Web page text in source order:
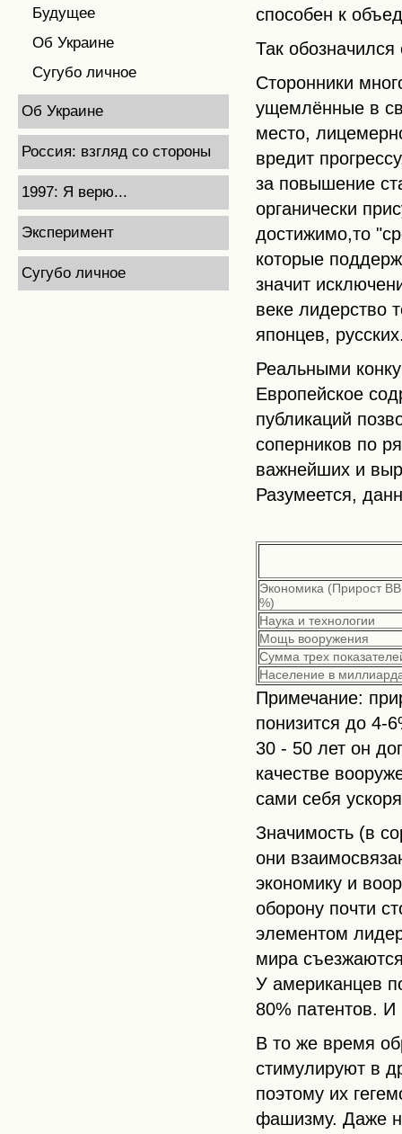
Будущее
Об Украине
Сугубо личное
Об Украине
Россия: взгляд со стороны
1997: Я верю...
Эксперимент
Сугубо личное
способен к
Так
Сторонники
ущемлённые в
место,
вредит
за повышение
органически
достижимо,то
которые
значит
веке лидерство
японцев,
Реальными
Европейское
публикаций
соперников по
важнейших и
Разумеется,
Экономика (Прирост
%)
Наука и технологии
Мощь вооружения
Сумма трех
Население в
Примечание:
понизится до 4-
30 - 50 лет он
качестве
сами себя
Значимость (в
они
экономику и
оборону почти
элементом
мира
У американцев
80% патентов.
В то же время
стимулируют в
поэтому их
фашизму. Даже